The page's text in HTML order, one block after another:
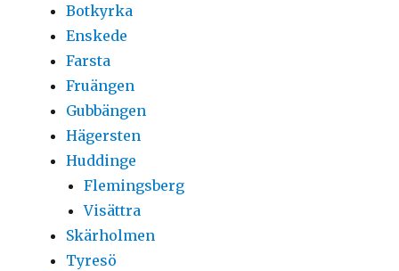
Botkyrka
Enskede
Farsta
Fruängen
Gubbängen
Hägersten
Huddinge
Flemingsberg
Visättra
Skärholmen
Tyresö